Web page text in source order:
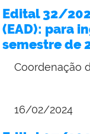
Edital 32/
(EAD): para
semestre de
Coordenação
16/02/2024